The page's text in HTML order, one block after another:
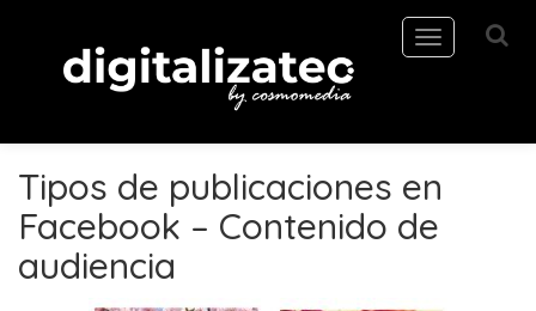
Toggle
navigation
Tipos de publicaciones en
Facebook – Contenido de
audiencia